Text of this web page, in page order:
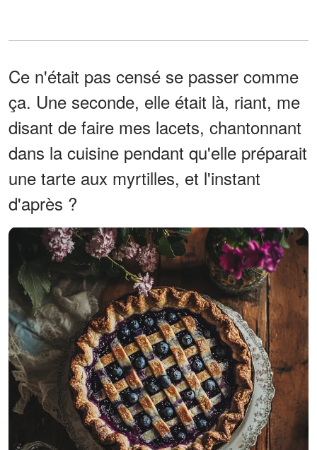
Ce n'était pas censé se passer comme
ça. Une seconde, elle était là, riant, me
disant de faire mes lacets, chantonnant
dans la cuisine pendant qu'elle préparait
une tarte aux myrtilles, et l'instant
d'après ?